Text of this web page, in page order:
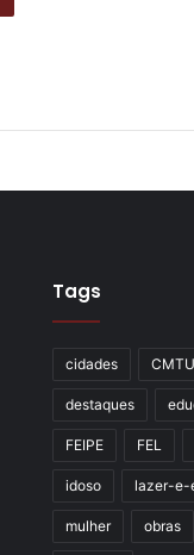
Tags
cidades CMTU
destaques
FEIPE FEL
idoso lazer-e-
mulher obras